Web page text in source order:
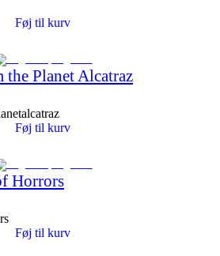
Føj til kurv
the Planet Alcatraz
Føj til kurv
Horrors
Føj til kurv